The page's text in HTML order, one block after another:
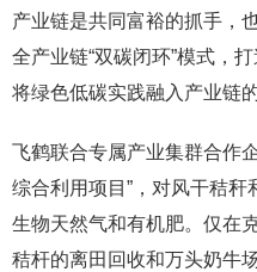
产业链是共同富裕的抓手，
全产业链“双碳闭环”模式，
将绿色低碳实践融入产业链
飞鹤联合专属产业集群合作
综合利用项目”，对风干秸
生物天然气和有机肥。仅在
秸杆的离田回收和万头奶牛